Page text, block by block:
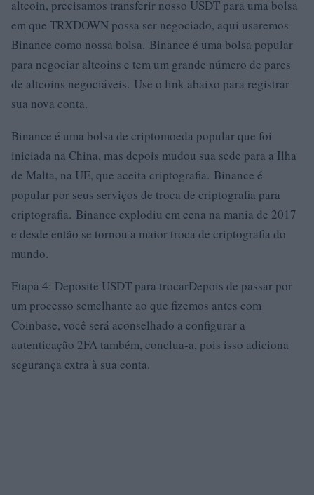
altcoin, precisamos transferir nosso USDT para uma bolsa
em que TRXDOWN possa ser negociado, aqui usaremos
Binance como nossa bolsa. Binance é uma bolsa popular
para negociar altcoins e tem um grande número de pares
de altcoins negociáveis. Use o link abaixo para registrar
sua nova conta.
Binance é uma bolsa de criptomoeda popular que foi
iniciada na China, mas depois mudou sua sede para a Ilha
de Malta, na UE, que aceita criptografia. Binance é
popular por seus serviços de troca de criptografia para
criptografia. Binance explodiu em cena na mania de 2017
e desde então se tornou a maior troca de criptografia do
mundo.
Etapa 4: Deposite USDT para trocarDepois de passar por
um processo semelhante ao que fizemos antes com
Coinbase, você será aconselhado a configurar a
autenticação 2FA também, conclua-a, pois isso adiciona
segurança extra à sua conta.